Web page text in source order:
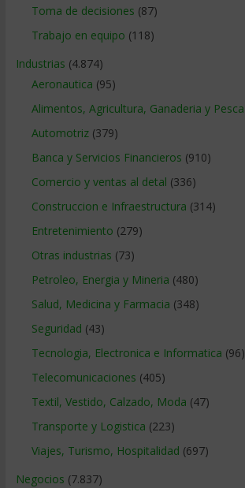
Toma de decisiones (87)
Trabajo en equipo (118)
Industrias (4.874)
Aeronautica (95)
Alimentos, Agricultura, Ganaderia y Pesca
Automotriz(379)
Banca y Servicios Financieros (910)
Comercio y ventas al detal (336)
Construccion e Infraestructura (314)
Entretenimiento (279)
Otras industrias (73)
Petroleo, Energia y Mineria (480)
Salud, Medicina y Farmacia (348)
Seguridad (43)
Tecnologia, Electronica e Informatica (96)
Telecomunicaciones (405)
Textil, Vestido, Calzado, Moda (47)
Transporte y Logistica (223)
Viajes, Turismo, Hospitalidad (697)
Negocios (7.837)